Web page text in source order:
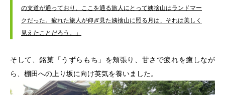
の支道が通っており、ここを通る旅人にとって姨捨山はランドマー
クだった。疲れた旅人が仰ぎ見た姨捨山に照る月は、それは美しく
見えたことだろう。」
そして、銘菓「うずらもち」を頬張り、甘さで疲れを癒しなが
ら、棚田への上り坂に向け英気を養いました。